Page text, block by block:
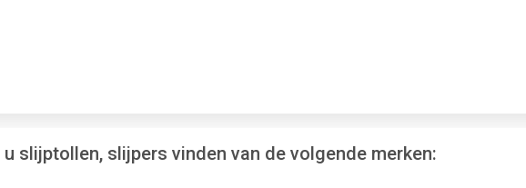
slijptollen, slijpers vinden van de volgende merken: